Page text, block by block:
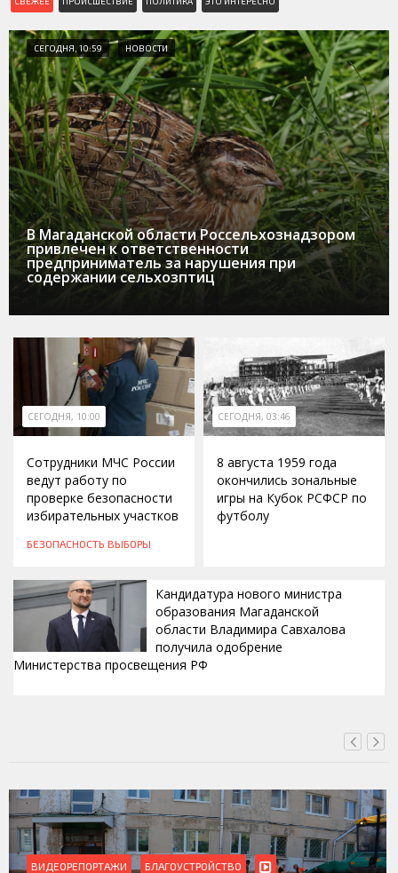
СЕГОДНЯ, 10:59 НОВОСТИ
В Магаданской области Россельхознадзором
привлечен к ответственности
предприниматель за нарушения при
содержании сельхозптиц
СЕГОДНЯ, 10:00
Сотрудники МЧС России
ведут работу по
проверке безопасности
избирательных участков
БЕЗОПАСНОСТЬ ВЫБОРЫ
СЕГОДНЯ, 03:46
8 августа 1959 года
окончились зональные
игры на Кубок РСФСР по
футболу
Кандидатура нового министра
образования Магаданской
области Владимира Савхалова
получила одобрение
Министерства просвещения РФ
ВИДЕОРЕПОРТАЖИ БЛАГОУСТРОЙСТВО